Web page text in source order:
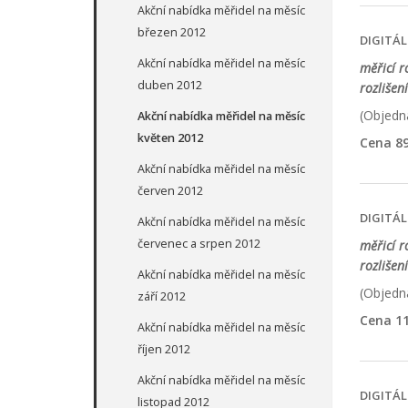
Akční nabídka měřidel na měsíc
březen 2012
Akční nabídka měřidel na měsíc
duben 2012
Akční nabídka měřidel na měsíc
květen 2012
Akční nabídka měřidel na měsíc
červen 2012
Akční nabídka měřidel na měsíc
červenec a srpen 2012
Akční nabídka měřidel na měsíc
září 2012
Akční nabídka měřidel na měsíc
říjen 2012
Akční nabídka měřidel na měsíc
listopad 2012
měřicí
Cena
měřicí
Cena